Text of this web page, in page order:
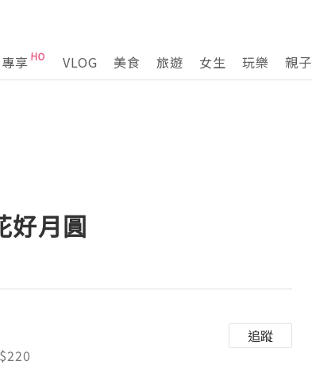
享 VLOG 美食 旅遊 女生 玩樂 親子
好月圓
追蹤